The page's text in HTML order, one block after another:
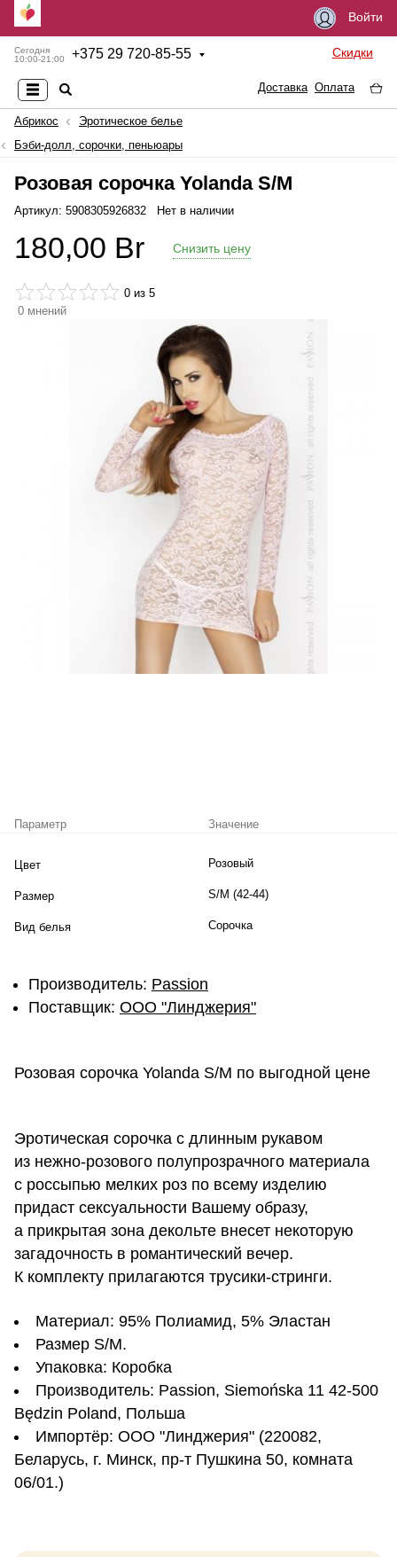
Войти
Сегодня
10:00-21:00
+375 29 720-85-55 Скидки
Доставка Оплата
Абрикос
Эротическое белье
Бэби-долл, сорочки, пеньюары
Розовая сорочка Yolanda S/M
Артикул: 5908305926832 Нет в наличии
180,00 Br Снизить цену
0 из 5
0 мнений
Параметр Значение
Цвет Розовый
Размер S/M (42-44)
Вид белья Сорочка
Производитель: Passion
Поставщик: ООО "Линджерия"
Розовая сорочка Yolanda S/M по выгодной цене
Эротическая сорочка с длинным рукавом
из нежно-розового полупрозрачного материала
с россыпью мелких роз по всему изделию
придаст сексуальности Вашему образу,
а прикрытая зона декольте внесет некоторую
загадочность в романтический вечер.
К комплекту прилагаются трусики-стринги.
Материал: 95% Полиамид, 5% Эластан
Размер S/M.
Упаковка: Коробка
Производитель: Passion, Siemońska 11 42-500
Będzin Poland, Польша
Импортёр: ООО "Линджерия" (220082,
Беларусь, г. Минск, пр-т Пушкина 50, комната
06/01.)